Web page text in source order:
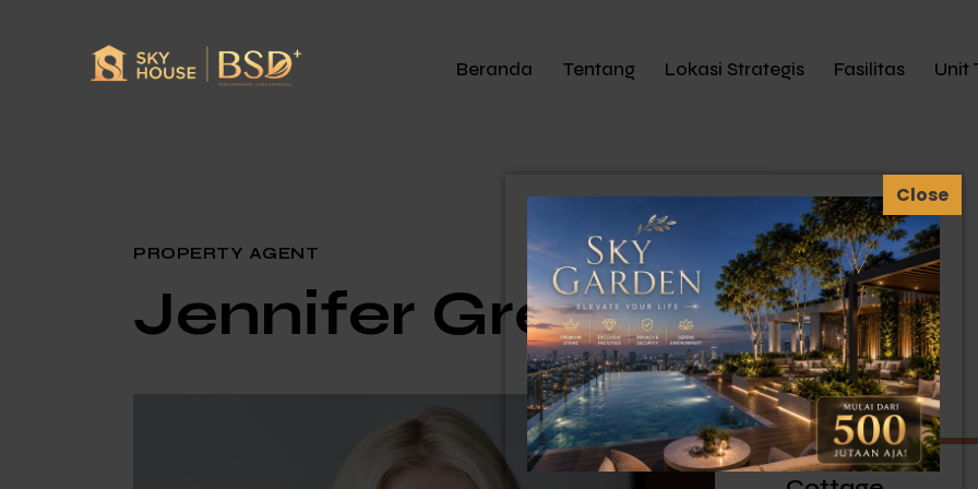
Beranda Tentang Lokasi Strategis Fasilitas Unit
PROPERTY AGENT
Jennifer Green
Apartments